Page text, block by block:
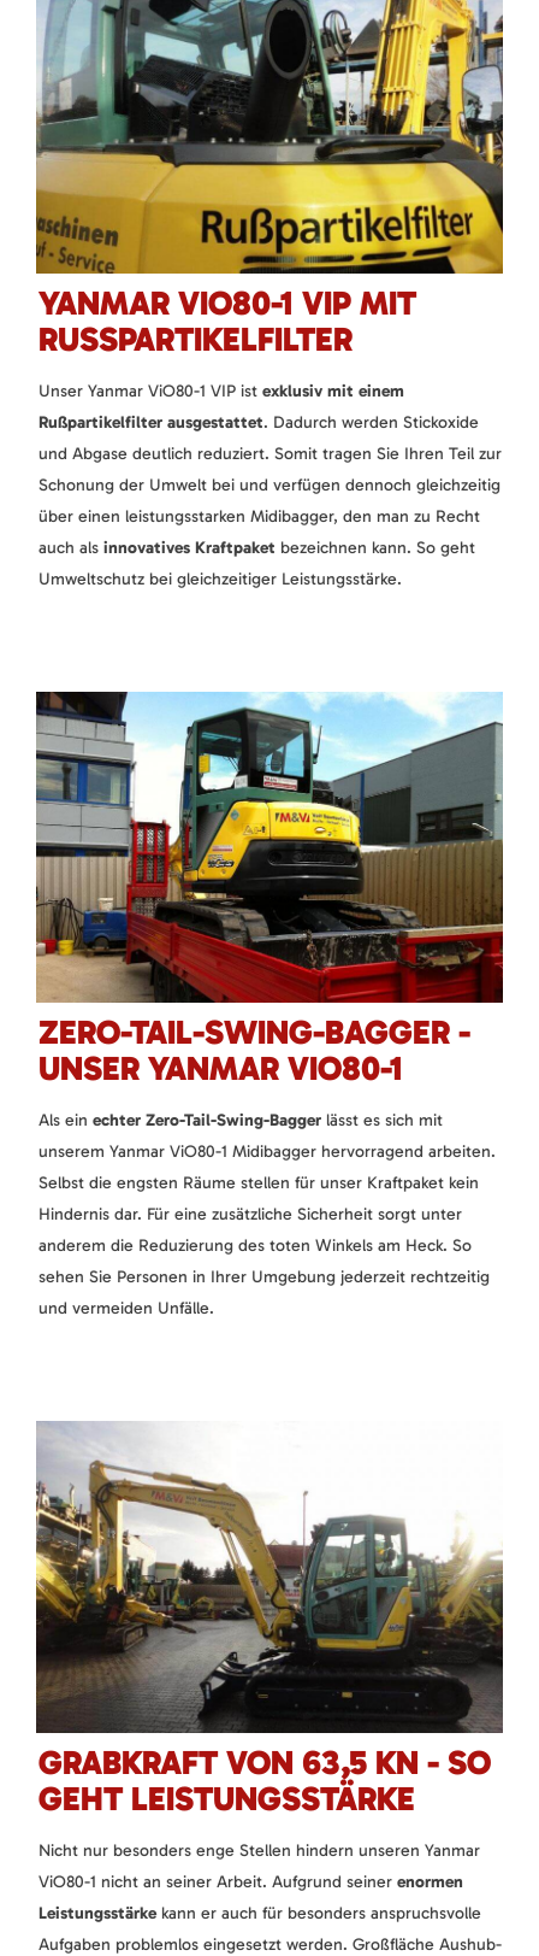
YANMAR VIO80-1 VIP MIT
RUSSPARTIKELFILTER
Unser Yanmar ViO80-1 VIP ist exklusiv mit einem
Rußpartikelfilter ausgestattet. Dadurch werden Stickoxide
und Abgase deutlich reduziert. Somit tragen Sie Ihren Teil zur
Schonung der Umwelt bei und verfügen dennoch gleichzeitig
über einen leistungsstarken Midibagger, den man zu Recht
auch als innovatives Kraftpaket bezeichnen kann. So geht
Umweltschutz bei gleichzeitiger Leistungsstärke.
ZERO-TAIL-SWING-BAGGER -
UNSER YANMAR VIO80-1
Als ein echter Zero-Tail-Swing-Bagger lässt es sich mit
unserem Yanmar ViO80-1 Midibagger hervorragend arbeiten.
Selbst die engsten Räume stellen für unser Kraftpaket kein
Hindernis dar. Für eine zusätzliche Sicherheit sorgt unter
anderem die Reduzierung des toten Winkels am Heck. So
sehen Sie Personen in Ihrer Umgebung jederzeit rechtzeitig
und vermeiden Unfälle.
GRABKRAFT VON 63,5 KN - SO
GEHT LEISTUNGSSTÄRKE
Nicht nur besonders enge Stellen hindern unseren Yanmar
ViO80-1 nicht an seiner Arbeit. Aufgrund seiner enormen
Leistungsstärkekann er auch für besonders anspruchsvolle
Aufgaben problemlos eingesetzt werden. Großfläche Aushub-